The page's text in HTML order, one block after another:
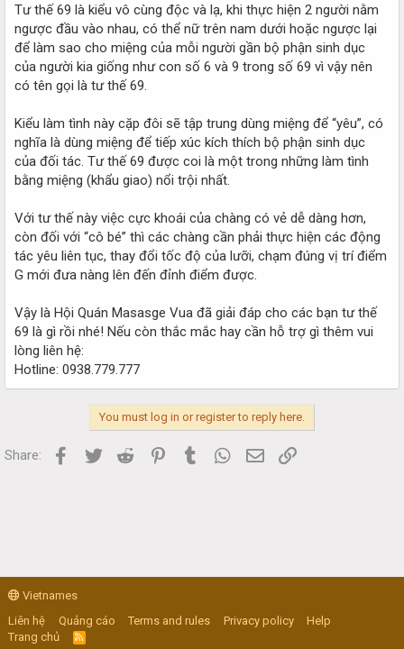
Tư thế 69 là kiểu vô cùng độc và lạ, khi thực hiện 2 người nằm
ngược đầu vào nhau, có thể nữ trên nam dưới hoặc ngược lại
để làm sao cho miệng của mỗi người gần bộ phận sinh dục
của người kia giống như con số 6 và 9 trong số 69 vì vậy nên
có tên gọi là tư thế 69.
Kiểu làm tình này cặp đôi sẽ tập trung dùng miệng để “yêu”, có
nghĩa là dùng miệng để tiếp xúc kích thích bộ phận sinh dục
của đối tác. Tư thế 69 được coi là một trong những làm tình
bằng miệng (khẩu giao) nổi trội nhất.
Với tư thế này việc cực khoái của chàng có vẻ dễ dàng hơn,
còn đối với “cô bé” thì các chàng cần phải thực hiện các động
tác yêu liên tục, thay đổi tốc độ của lưỡi, chạm đúng vị trí điểm
G mới đưa nàng lên đến đỉnh điểm được.
Vậy là Hội Quán Masasge Vua đã giải đáp cho các bạn tư thế
69 là gì rồi nhé! Nếu còn thắc mắc hay cần hỗ trợ gì thêm vui
lòng liên hệ:
Hotline: 0938.779.777
You must log in or register to reply here.
Share: Facebook
Twitter Reddit PinterestTumblr WhatsApp
Email
Vietnames
Liên hệ
Quảng cáo Terms and rules Privacy policy
Help
Trang chủ
R